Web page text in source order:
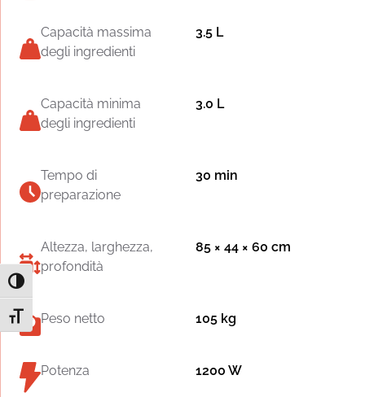
Attiva/disattiva alto contrasto
Attiva/disattiva dimensione testo
Capacità massima
degli ingredienti
3.5 L
Capacità minima
degli ingredienti
3.0 L
Tempo di
preparazione
30 min
Altezza, larghezza,
profondità
85 × 44 × 60 cm
Peso netto 105 kg
Potenza 1200 W